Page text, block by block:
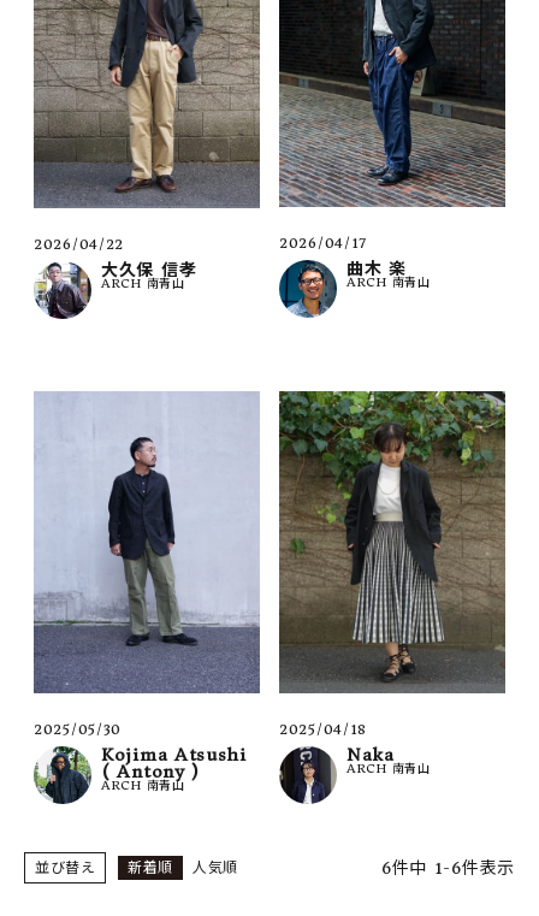
2026/04/22
大久保 信孝
ARCH 南青山
2026/04/17
曲木 楽
ARCH 南青山
2025/05/30
Kojima Atsushi
( Antony )
ARCH 南青山
2025/04/18
Naka
ARCH 南青山
並び替え 新着順 人気順 6件中 1-6件表示